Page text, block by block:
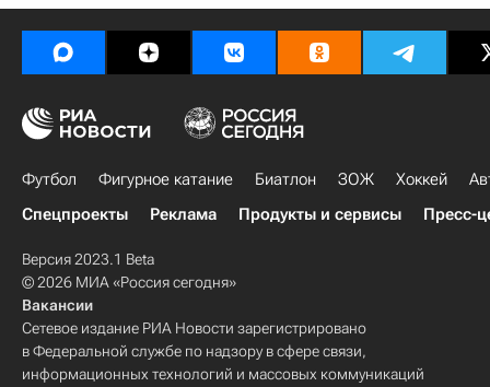
Футбол Фигурное катание Биатлон ЗОЖ Хоккей
Спецпроекты
Реклама Продукты и сервисы Пресс-
Версия 2023.1 Beta
© 2026 МИА «Россия сегодня»
Вакансии
Сетевое издание РИА Новости зарегистрировано
в Федеральной службе по надзору в сфере связи,
информационных технологий и массовых коммуникаций